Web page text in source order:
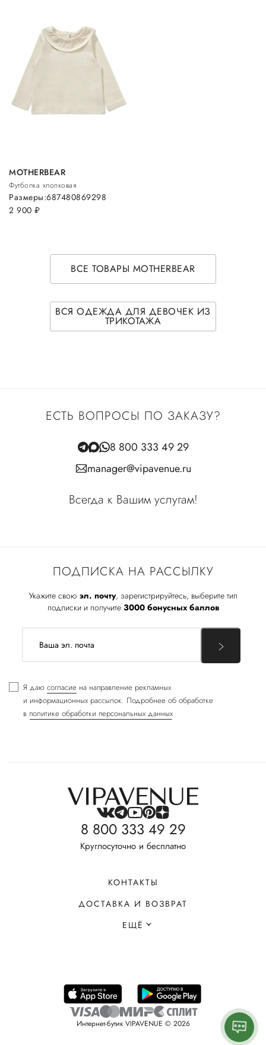
MOTHERBEAR
Футболка хлопковая
2 900 руб.
Размеры:687480869298
ВСЕ ТОВАРЫ MOTHERBEAR
ВСЯ ОДЕЖДА ДЛЯ ДЕВОЧЕК ИЗ
ТРИКОТАЖА
ПОДПИСКА НА РАССЫЛКУ
Укажите свою эл. почту, зарегистрируйтесь, выберите тип
подписки и получите 3000 бонусных баллов
Я даю согласие на направление рекламных
и информационных рассылок. Подробнее об обработке
в политике обработки персональных данных
ЕСТЬ ВОПРОСЫ ПО ЗАКАЗУ?
8 800 333 49 29
manager@vipavenue.ru
Всегда к Вашим услугам!
8 800 333 49 29
Круглосуточно и бесплатно
КОНТАКТЫ
ДОСТАВКА И ВОЗВРАТ
ЕЩЁ
Интернет-бутик VIPAVENUE © 2026